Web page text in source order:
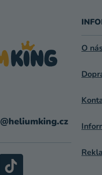
@heliumking.cz
O nás